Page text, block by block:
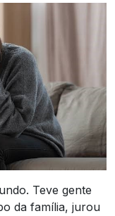
Teve gente
da família, jurou